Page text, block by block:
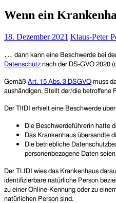
Wenn ein
18. Dezember 2021 Klaus-Peter
… dann kann eine Beschwerde bei
Datenschutz nach der DS-GVO 2020
Gemäß Art. 15 Abs. 3 DSGVO muss
aushändigen. Stellt der/die betroffene
Der TlfDI erhielt eine Beschwerde
Die Beschwerdeführerin hatte
Das Krankenhaus übersandte
Die betriebliche
personenbezogene Daten
Der TLfDI wies das Krankenhaus
identifizierbare natürliche Person
zu einer Online-Kennung oder zu
natürlichen Person sind.